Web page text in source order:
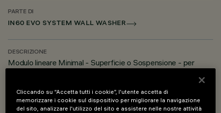
PARTE DI
IN60 EVO SYSTEM WALL WASHER
DESCRIZIONE
Modulo lineare Minimal - Superficie o Sospensione - per
PROGETTATO DA
iGuzzini
Cliccando su “Accetta tutti i cookie”, l'utente accetta di
memorizzare i cookie sul dispositivo per migliorare la navigazione
del sito, analizzare l'utilizzo del sito e assistere nelle nostre attività